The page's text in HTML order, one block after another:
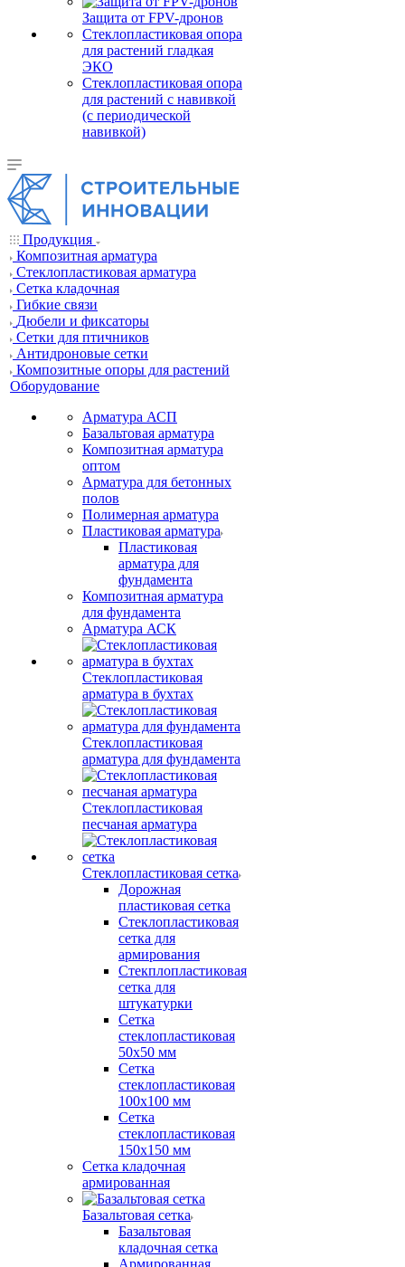
Защита от FPV-дронов
Стеклопластиковая опора
для растений гладкая
ЭКО
Стеклопластиковая опора
для растений с навивкой
(с периодической
навивкой)
Продукция
Композитная арматура
Cтеклопластиковая арматура
Сетка кладочная
Гибкие связи
Дюбели и фиксаторы
Сетки для птичников
Антидроновые сетки
Композитные опоры для растений
Оборудование
Арматура АСП
Базальтовая арматура
Композитная арматура
оптом
Арматура для бетонных
полов
Полимерная арматура
Пластиковая арматура
Пластиковая
арматура для
фундамента
Композитная арматура
для фундамента
Арматура АСК
Стеклопластиковая
арматура в бухтах
Стеклопластиковая
арматура для фундамента
Стеклопластиковая
песчаная арматура
Стеклопластиковая сетка
Дорожная
пластиковая сетка
Стеклопластиковая
сетка для
армирования
Стекплопластиковая
сетка для
штукатурки
Сетка
стеклопластиковая
50x50 мм
Сетка
стеклопластиковая
100x100 мм
Сетка
стеклопластиковая
150x150 мм
Сетка кладочная
армированная
Базальтовая сетка
Базальтовая
кладочная сетка
Армированная